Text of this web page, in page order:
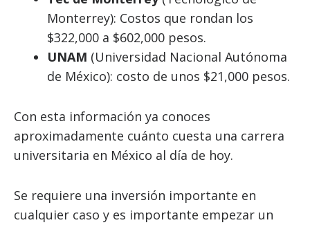
Monterrey): Costos que rondan los
$322,000 a $602,000 pesos.
UNAM (Universidad Nacional Autónoma
de México): costo de unos $21,000 pesos.
Con esta información ya conoces
aproximadamente cuánto cuesta una carrera
universitaria en México al día de hoy.
Se requiere una inversión importante en
cualquier caso y es importante empezar un